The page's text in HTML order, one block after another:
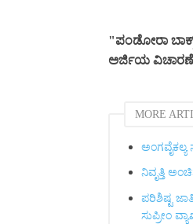
"ಪಂಡೋರಾ
ಅರ್ಜಿಯ ವಿಚಾರಣೆ
MORE
ನಿವೃತ್ತಿ
ಪರಿಶಿಷ್ಟ
ಸುಪ್ರೀಂ